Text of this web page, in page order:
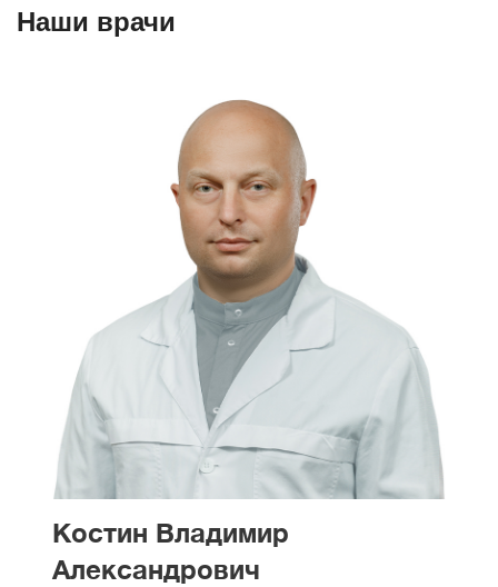
Наши врачи
Костин Владимир
Александрович